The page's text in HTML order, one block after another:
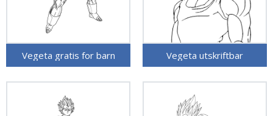
Vegeta gratis for barn Vegeta utskriftbar